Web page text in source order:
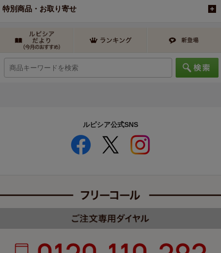
特別商品・お取り寄せ
ルピシア公式SNS